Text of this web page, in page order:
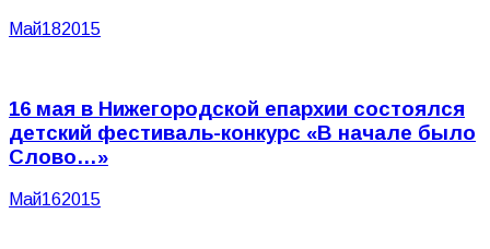
Май182015
16 мая в Нижегородской епархии состоялся
детский фестиваль-конкурс «В начале было
Слово…»
Май162015